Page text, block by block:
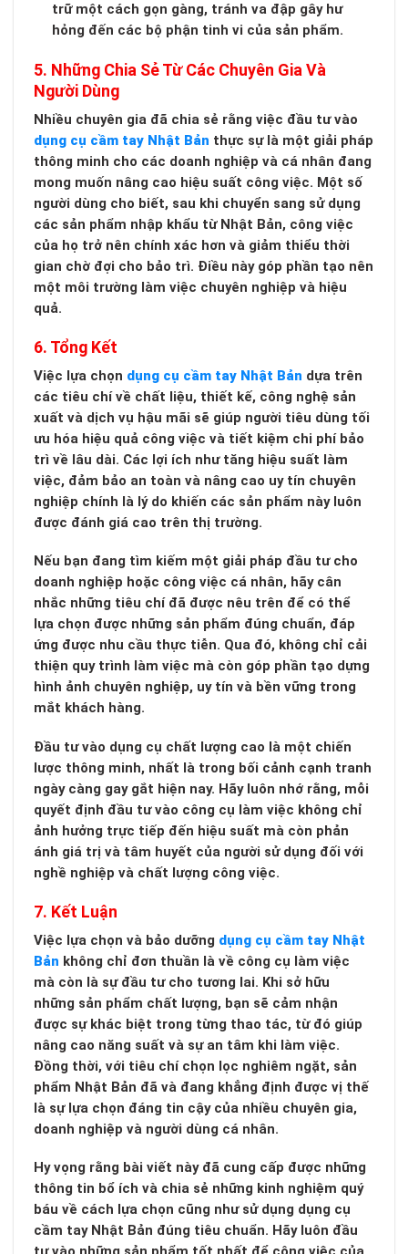
trữ một cách gọn gàng, tránh va đập gây hư
hỏng đến các bộ phận tinh vi của sản phẩm.
5. Những Chia Sẻ Từ Các Chuyên Gia Và
Người Dùng
Nhiều chuyên gia đã chia sẻ rằng việc đầu tư vào
dụng cụ cầm tay Nhật Bản thực sự là một giải pháp
thông minh cho các doanh nghiệp và cá nhân đang
mong muốn nâng cao hiệu suất công việc. Một số
người dùng cho biết, sau khi chuyển sang sử dụng
các sản phẩm nhập khẩu từ Nhật Bản, công việc
của họ trở nên chính xác hơn và giảm thiểu thời
gian chờ đợi cho bảo trì. Điều này góp phần tạo nên
một môi trường làm việc chuyên nghiệp và hiệu
quả.
6. Tổng Kết
Việc lựa chọn dụng cụ cầm tay Nhật Bản dựa trên
các tiêu chí về chất liệu, thiết kế, công nghệ sản
xuất và dịch vụ hậu mãi sẽ giúp người tiêu dùng tối
ưu hóa hiệu quả công việc và tiết kiệm chi phí bảo
trì về lâu dài. Các lợi ích như tăng hiệu suất làm
việc, đảm bảo an toàn và nâng cao uy tín chuyên
nghiệp chính là lý do khiến các sản phẩm này luôn
được đánh giá cao trên thị trường.
Nếu bạn đang tìm kiếm một giải pháp đầu tư cho
doanh nghiệp hoặc công việc cá nhân, hãy cân
nhắc những tiêu chí đã được nêu trên để có thể
lựa chọn được những sản phẩm đúng chuẩn, đáp
ứng được nhu cầu thực tiễn. Qua đó, không chỉ cải
thiện quy trình làm việc mà còn góp phần tạo dựng
hình ảnh chuyên nghiệp, uy tín và bền vững trong
mắt khách hàng.
Đầu tư vào dụng cụ chất lượng cao là một chiến
lược thông minh, nhất là trong bối cảnh cạnh tranh
ngày càng gay gắt hiện nay. Hãy luôn nhớ rằng, mỗi
quyết định đầu tư vào công cụ làm việc không chỉ
ảnh hưởng trực tiếp đến hiệu suất mà còn phản
ánh giá trị và tâm huyết của người sử dụng đối với
nghề nghiệp và chất lượng công việc.
7. Kết Luận
Việc lựa chọn và bảo dưỡng dụng cụ cầm tay Nhật
Bản không chỉ đơn thuần là về công cụ làm việc
mà còn là sự đầu tư cho tương lai. Khi sở hữu
những sản phẩm chất lượng, bạn sẽ cảm nhận
được sự khác biệt trong từng thao tác, từ đó giúp
nâng cao năng suất và sự an tâm khi làm việc.
Đồng thời, với tiêu chí chọn lọc nghiêm ngặt, sản
phẩm Nhật Bản đã và đang khẳng định được vị thế
là sự lựa chọn đáng tin cậy của nhiều chuyên gia,
doanh nghiệp và người dùng cá nhân.
Hy vọng rằng bài viết này đã cung cấp được những
thông tin bổ ích và chia sẻ những kinh nghiệm quý
báu về cách lựa chọn cũng như sử dụng dụng cụ
cầm tay Nhật Bản đúng tiêu chuẩn. Hãy luôn đầu